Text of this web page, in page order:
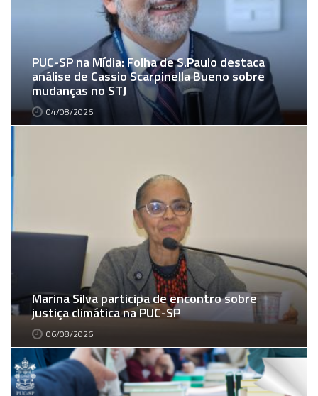
PUC-SP na Mídia: Folha de S.Paulo destaca
análise de Cassio Scarpinella Bueno sobre
mudanças no STJ
04/08/2026
Marina Silva participa de encontro sobre
justiça climática na PUC-SP
06/08/2026